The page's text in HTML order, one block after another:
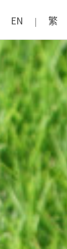
EN | 繁